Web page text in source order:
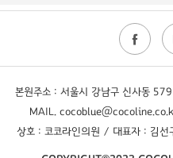
본원주소 : 서울시 강남구 신사동
MAIL.
상호 : 코코라인의원 / 대표자 : 김